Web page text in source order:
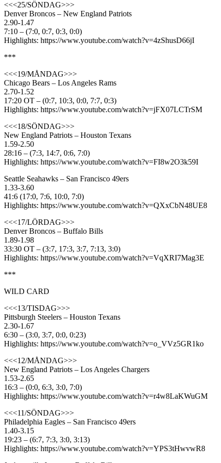
<<<25/SÖNDAG>>>
Denver Broncos – New England Patriots
2.90-1.47
7:10 – (7:0, 0:7, 0:3, 0:0)
Highlights: https://www.youtube.com/watch?v=4zShusD66jI
***
<<<19/MÅNDAG>>>
Chicago Bears – Los Angeles Rams
2.70-1.52
17:20 OT – (0:7, 10:3, 0:0, 7:7, 0:3)
Highlights: https://www.youtube.com/watch?v=jFX07LCTrSM
<<<18/SÖNDAG>>>
New England Patriots – Houston Texans
1.59-2.50
28:16 – (7:3, 14:7, 0:6, 7:0)
Highlights: https://www.youtube.com/watch?v=FI8w2O3k59I
Seattle Seahawks – San Francisco 49ers
1.33-3.60
41:6 (17:0, 7:6, 10:0, 7:0)
Highlights: https://www.youtube.com/watch?v=QXxCbN48UE8
<<<17/LÖRDAG>>>
Denver Broncos – Buffalo Bills
1.89-1.98
33:30 OT – (3:7, 17:3, 3:7, 7:13, 3:0)
Highlights: https://www.youtube.com/watch?v=VqXRI7Mag3E
***
WILD CARD
<<<13/TISDAG>>>
Pittsburgh Steelers – Houston Texans
2.30-1.67
6:30 – (3:0, 3:7, 0:0, 0:23)
Highlights: https://www.youtube.com/watch?v=o_VVz5GR1ko
<<<12/MÅNDAG>>>
New England Patriots – Los Angeles Chargers
1.53-2.65
16:3 – (0:0, 6:3, 3:0, 7:0)
Highlights: https://www.youtube.com/watch?v=r4w8LaKWuGM
<<<11/SÖNDAG>>>
Philadelphia Eagles – San Francisco 49ers
1.40-3.15
19:23 – (6:7, 7:3, 3:0, 3:13)
Highlights: https://www.youtube.com/watch?v=YPS3tHwvwR8